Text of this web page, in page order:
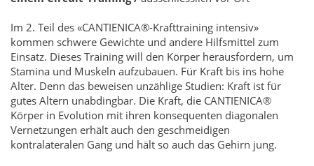
Im 2. Teil des «CANTIENICA®-Krafttraining intensiv»
kommen schwere Gewichte und andere Hilfsmittel zum
Einsatz. Dieses Training will den Körper herausfordern, um
Stamina und Muskeln aufzubauen. Für Kraft bis ins hohe
Alter. Denn das beweisen unzählige Studien: Kraft ist für
gutes Altern unabdingbar. Die Kraft, die CANTIENICA®
Körper in Evolution mit ihren konsequenten diagonalen
Vernetzungen erhält auch den geschmeidigen
kontralateralen Gang und hält so auch das Gehirn jung.